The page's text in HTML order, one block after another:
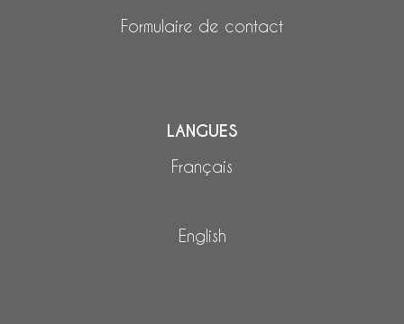
Formulaire de contact
LANGUES
Français
English